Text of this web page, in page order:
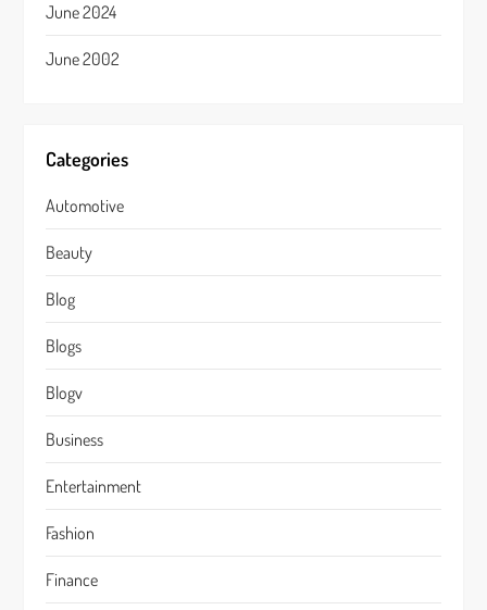
June 2024
June 2002
Categories
Automotive
Beauty
Blog
Blogs
Blogv
Business
Entertainment
Fashion
Finance